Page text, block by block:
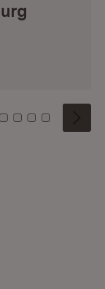
7 8 9
Kachel: 10
Zu Kachel: 11
Zu Kachel: 12
Zu Kachel:
Zu